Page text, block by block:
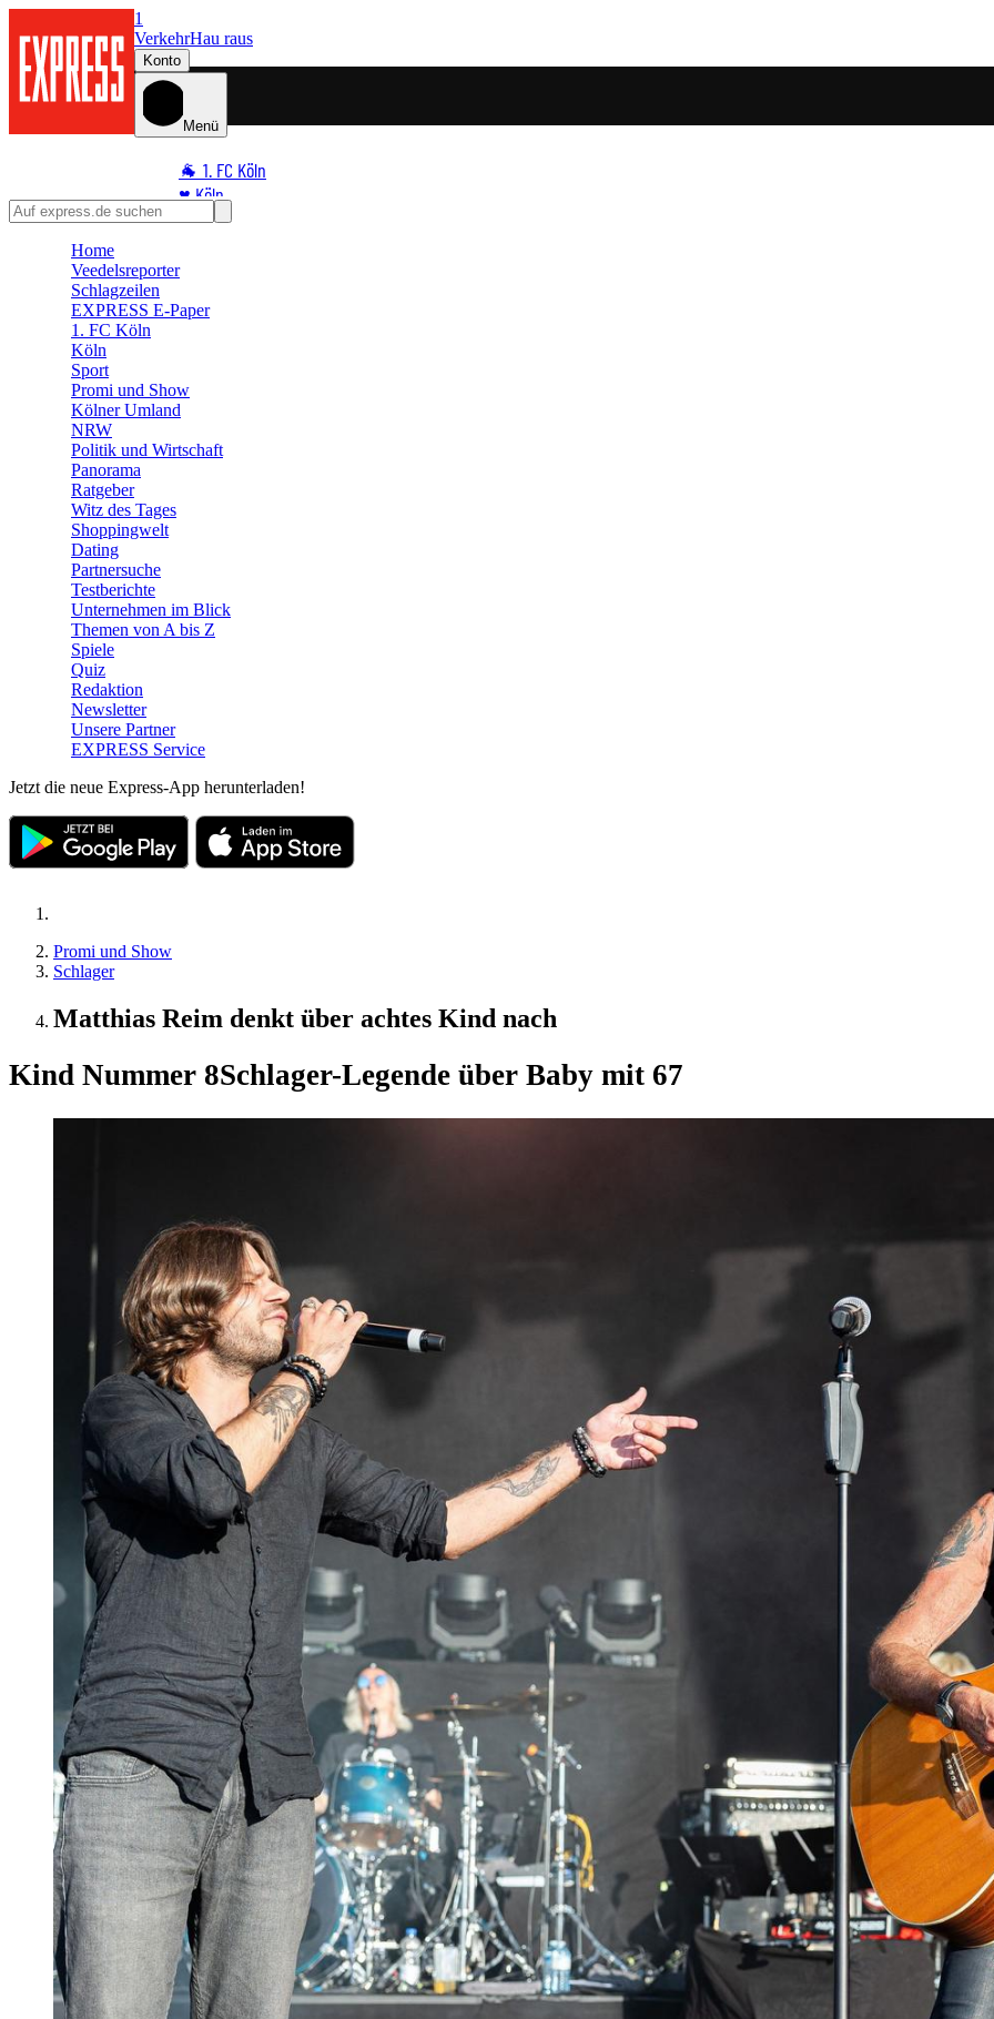
1
VerkehrHau raus
Konto
Menü
🐐 1. FC Köln
♥️ Köln
⭐ Promi
🛒 Shoppingwelt
🧩 Spiele
Home
Veedelsreporter
Schlagzeilen
EXPRESS E-Paper
1. FC Köln
Köln
Sport
Promi und Show
Kölner Umland
NRW
Politik und Wirtschaft
Panorama
Ratgeber
Witz des Tages
Shoppingwelt
Dating
Partnersuche
Testberichte
Unternehmen im Blick
Themen von A bis Z
Spiele
Quiz
Redaktion
Newsletter
Unsere Partner
EXPRESS Service
Jetzt die neue Express-App herunterladen!
Promi und Show
Schlager
Matthias Reim denkt über achtes Kind nach
Kind Nummer 8Schlager-Legende über Baby mit 67